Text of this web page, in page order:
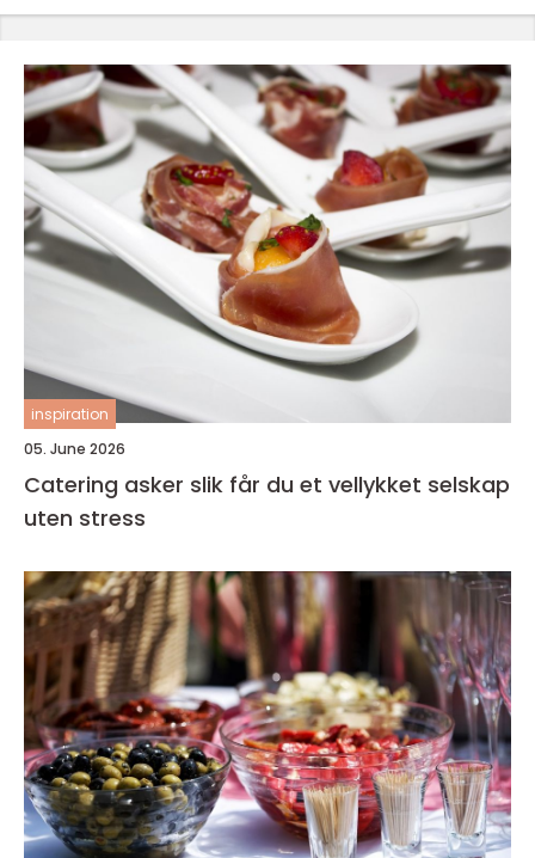
inspiration
05. June 2026
Catering asker slik får du et vellykket selskap
uten stress